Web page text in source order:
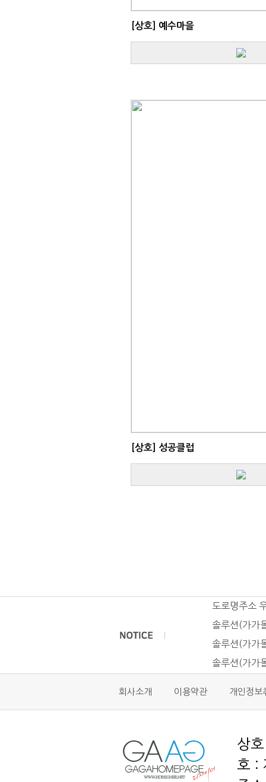
[상호] 예수마을
[상호] 성공클럽
도로명주소
솔루션(가가
솔루션(가가
솔루션(가가
회사소개 이용약관 개인정보
호 :